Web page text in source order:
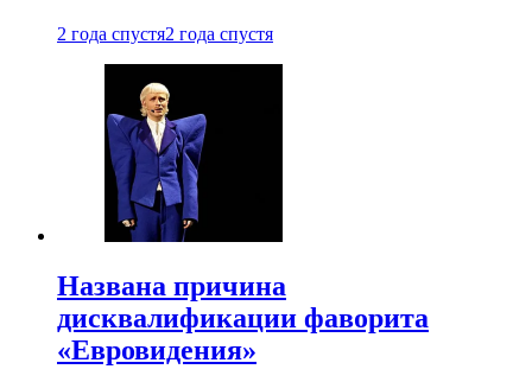
2 года спустя2 года спустя
Названа причина
дисквалификации фаворита
«Евровидения»